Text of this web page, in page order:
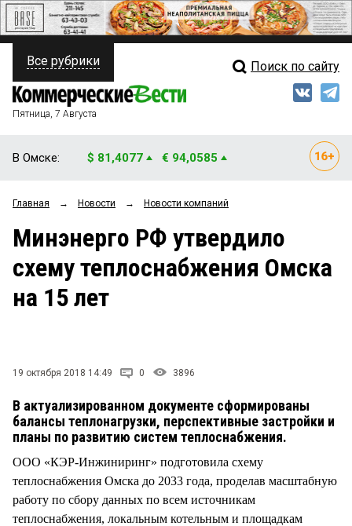
ПОЛИТИКА
ФИНАНСЫ
ОБЩЕСТВО
ЗАКОН
НОВОСТИ КОМПАНИЙ
Свежий выпуск
Мнения
Рейтинги
Блоги
Все рубрики Поиск по сайту
Пятница, 7 Августа
В Омске: $ 81,4077 € 94,0585
Главная → Новости → Новости компаний
Минэнерго РФ утвердило
схему теплоснабжения Омска
на 15 лет
19 октября 2018 14:49 0 3896
В актуализированном документе сформированы
балансы теплонагрузки, перспективные застройки и
планы по развитию систем теплоснабжения.
ООО «КЭР-Инжиниринг» подготовила схему
теплоснабжения Омска до 2033 года, проделав масштабную
работу по сбору данных по всем источникам
теплоснабжения, локальным котельным и площадкам